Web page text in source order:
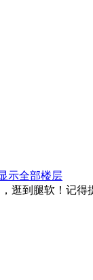
示全部楼层
逛到腿软！记